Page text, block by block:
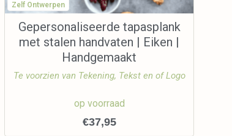
Zelf Ontwerpen
Gepersonaliseerde tapasplank
met stalen handvaten | Eiken |
Handgemaakt
Te voorzien van Tekening, Tekst en of Logo
op voorraad
€37,95